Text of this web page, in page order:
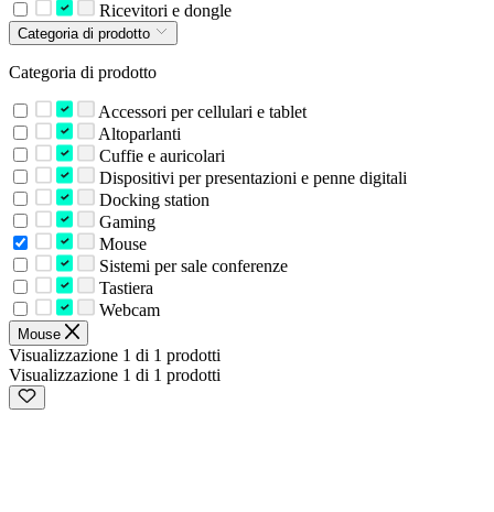
Ricevitori e dongle
Categoria di prodotto
Categoria di prodotto
Accessori per cellulari e tablet
Altoparlanti
Cuffie e auricolari
Dispositivi per presentazioni e penne digitali
Docking station
Gaming
Mouse
Sistemi per sale conferenze
Tastiera
Webcam
Mouse
Visualizzazione 1 di 1 prodotti
Visualizzazione 1 di 1 prodotti